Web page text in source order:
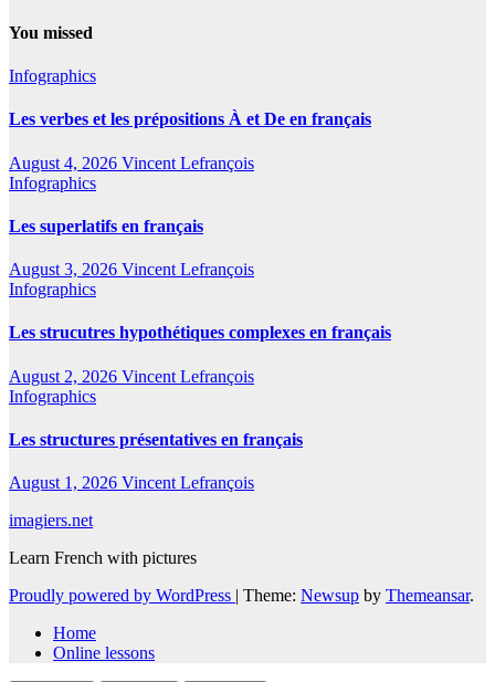
You missed
Infographics
Les verbes et les prépositions À et De en français
August 4, 2026 Vincent Lefrançois
Infographics
Les superlatifs en français
August 3, 2026 Vincent Lefrançois
Infographics
Les strucutres hypothétiques complexes en français
August 2, 2026 Vincent Lefrançois
Infographics
Les structures présentatives en français
August 1, 2026 Vincent Lefrançois
imagiers.net
Learn French with pictures
Proudly powered by WordPress | Theme: Newsup by Themeansar.
Home
Online lessons